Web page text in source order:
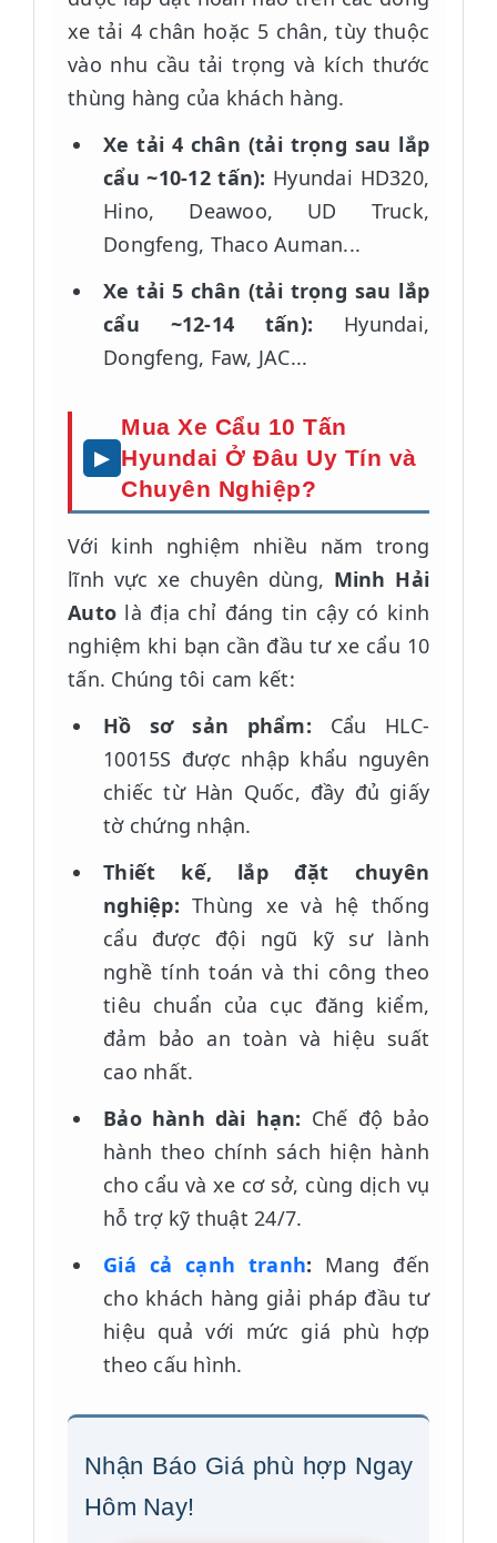
xe tải 4 chân hoặc 5 chân, tùy thuộc
vào nhu cầu tải trọng và kích thước
thùng hàng của khách hàng.
Xe tải 4 chân (tải trọng sau lắp
cẩu ~10-12 tấn): Hyundai HD320,
Hino, Deawoo, UD Truck,
Dongfeng, Thaco Auman...
Xe tải 5 chân (tải trọng sau lắp
cẩu ~12-14 tấn): Hyundai,
Dongfeng, Faw, JAC...
Mua Xe Cẩu 10 Tấn
Hyundai Ở Đâu Uy Tín và
Chuyên Nghiệp?
Với kinh nghiệm nhiều năm trong
lĩnh vực xe chuyên dùng, Minh Hải
Auto là địa chỉ đáng tin cậy có kinh
nghiệm khi bạn cần đầu tư xe cẩu 10
tấn. Chúng tôi cam kết:
Hồ sơ sản phẩm: Cẩu HLC-
10015S được nhập khẩu nguyên
chiếc từ Hàn Quốc, đầy đủ giấy
tờ chứng nhận.
Thiết kế, lắp đặt chuyên
nghiệp: Thùng xe và hệ thống
cẩu được đội ngũ kỹ sư lành
nghề tính toán và thi công theo
tiêu chuẩn của cục đăng kiểm,
đảm bảo an toàn và hiệu suất
cao nhất.
Bảo hành dài hạn: Chế độ bảo
hành theo chính sách hiện hành
cho cẩu và xe cơ sở, cùng dịch vụ
hỗ trợ kỹ thuật 24/7.
Giá cả cạnh tranh: Mang đến
cho khách hàng giải pháp đầu tư
hiệu quả với mức giá phù hợp
theo cấu hình.
Nhận Báo Giá phù hợp Ngay
Hôm Nay!